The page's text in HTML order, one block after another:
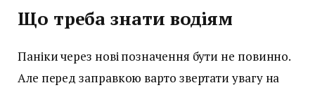
Що треба знати водіям
Паніки через нові позначення бути не повинно.
Але перед заправкою варто звертати увагу на